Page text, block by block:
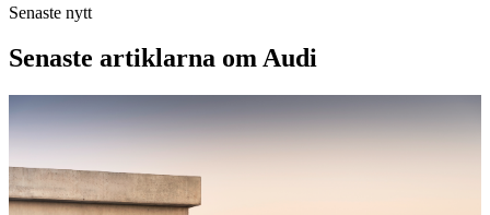
Senaste nytt
Senaste artiklarna om Audi